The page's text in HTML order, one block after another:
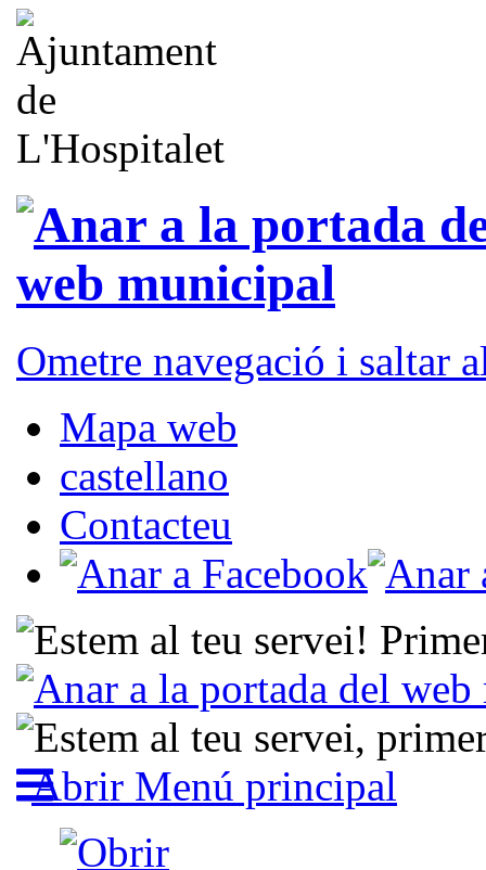
Ometre navegació i saltar
Mapa web
castellano
Contacteu
Abrir Menú principal